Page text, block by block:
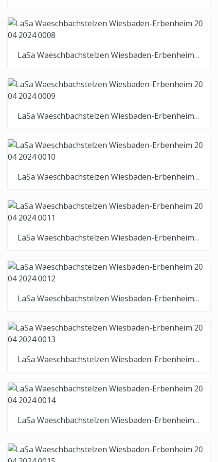
LaSa Waeschbachstelzen Wiesbaden-Erbenheim 20 04 2024 0008
LaSa Waeschbachstelzen Wiesbaden-Erbenheim 20 04 2024 0009
LaSa Waeschbachstelzen Wiesbaden-Erbenheim 20 04 2024 0010
LaSa Waeschbachstelzen Wiesbaden-Erbenheim 20 04 2024 0011
LaSa Waeschbachstelzen Wiesbaden-Erbenheim 20 04 2024 0012
LaSa Waeschbachstelzen Wiesbaden-Erbenheim 20 04 2024 0013
LaSa Waeschbachstelzen Wiesbaden-Erbenheim 20 04 2024 0014